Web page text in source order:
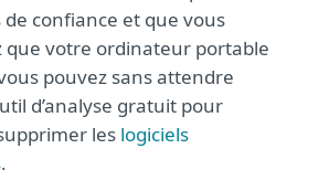
confiance et que vous
que votre ordinateur portable
pouvez sans attendre
d’analyse gratuit pour
les logiciels
.